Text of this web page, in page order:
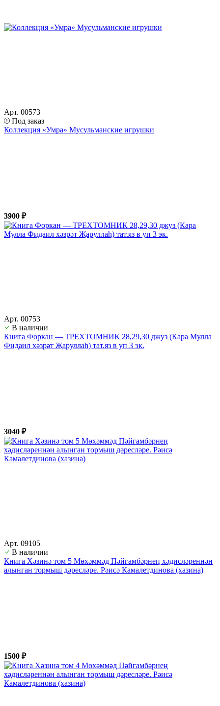
Арт. 00573
Под заказ
Коллекция «Умра» Мусульманские игрушки
3900 ₽
Арт. 00753
В наличии
Книга Форкан — ТРЕХТОМНИК 28,29,30 джуз (Кара Мулла
Фидаил хәзрәт Җаруллаһ) тат.яз в уп 3 эк.
3040 ₽
Арт. 09105
В наличии
Книга Хәзинә том 5 Мөхәммәд Пәйгамбәрнең хәдисләреннән
алынган тормыш дәресләре. Рәисә Камалетдинова (хазина)
1500 ₽